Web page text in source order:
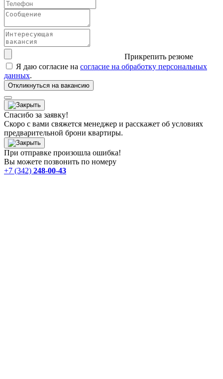
Прикрепить резюме
Я даю согласие на согласие на обработку персональных
данных.
Откликнуться на вакансию
Спасибо за заявку!
Скоро с вами свяжется менеджер и расскажет об условиях
предварительной брони квартиры.
При отправке произошла ошибка!
Вы можете позвонить по номеру
+7 (342) 248-00-43